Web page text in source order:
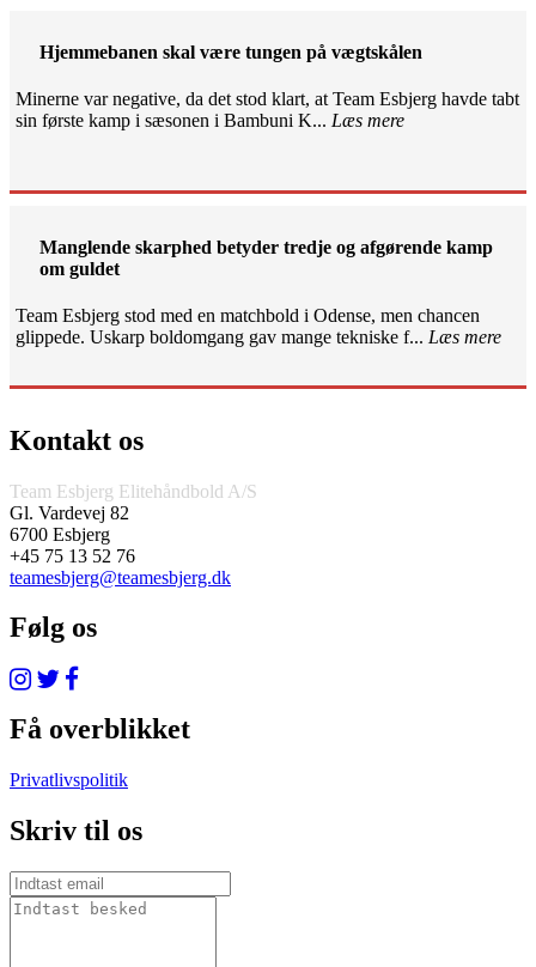
Hjemmebanen skal være tungen på vægtskålen
Minerne var negative, da det stod klart, at Team Esbjerg havde tabt
sin første kamp i sæsonen i Bambuni K... Læs mere
Manglende skarphed betyder tredje og afgørende kamp
om guldet
Team Esbjerg stod med en matchbold i Odense, men chancen
glippede. Uskarp boldomgang gav mange tekniske f... Læs mere
Kontakt os
Team Esbjerg Elitehåndbold A/S
Gl. Vardevej 82
6700 Esbjerg
+45 75 13 52 76
teamesbjerg@teamesbjerg.dk
Følg os
Få overblikket
Privatlivspolitik
Skriv til os